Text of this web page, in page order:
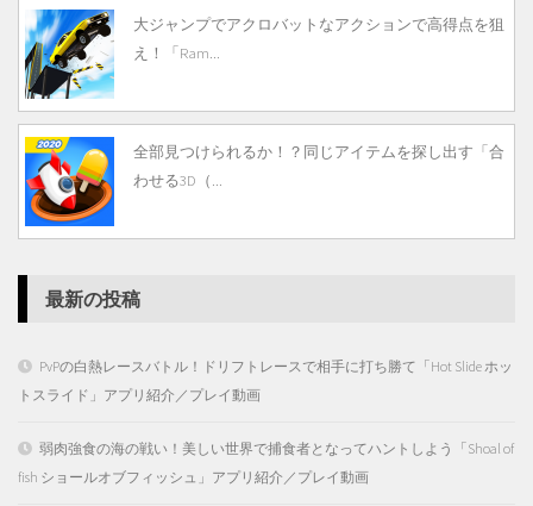
大ジャンプでアクロバットなアクションで高得点を狙
え！「Ram...
全部見つけられるか！？同じアイテムを探し出す「合
わせる3D（...
最新の投稿
PvPの白熱レースバトル！ドリフトレースで相手に打ち勝て「Hot Slide ホッ
トスライド」アプリ紹介／プレイ動画
弱肉強食の海の戦い！美しい世界で捕食者となってハントしよう「Shoal of
fish ショールオブフィッシュ」アプリ紹介／プレイ動画